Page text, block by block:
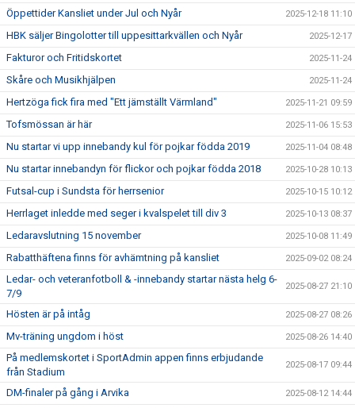
Öppettider Kansliet under Jul och Nyår 2025-12-18 11:10
HBK säljer Bingolotter till uppesittarkvällen och Nyår 2025-12-17
Fakturor och Fritidskortet 2025-11-24
Skåre och Musikhjälpen 2025-11-24
Hertzöga fick fira med "Ett jämställt Värmland" 2025-11-21 09:59
Tofsmössan är här 2025-11-06 15:53
Nu startar vi upp innebandy kul för pojkar födda 2019 2025-11-04 08:48
Nu startar innebandyn för flickor och pojkar födda 2018 2025-10-28 10:13
Futsal-cup i Sundsta för herrsenior 2025-10-15 10:12
Herrlaget inledde med seger i kvalspelet till div 3 2025-10-13 08:37
Ledaravslutning 15 november 2025-10-08 11:49
Rabatthäftena finns för avhämtning på kansliet 2025-09-02 08:24
Ledar- och veteranfotboll & -innebandy startar nästa helg 6-
7/9
2025-08-27 21:10
Hösten är på intåg 2025-08-27 08:26
Mv-träning ungdom i höst 2025-08-26 14:40
På medlemskortet i SportAdmin appen finns erbjudande
från Stadium
2025-08-17 09:44
DM-finaler på gång i Arvika 2025-08-12 14:44